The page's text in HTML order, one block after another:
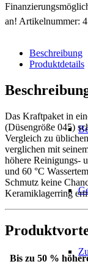
Menge
an! Artikelnummer:
Beschreibung
Produktdetails
Das Kraftpaket in
(Düsengröße 045)
Vergleich zu
verglichen mit
höhere Reinigungs-
und 60 °C
Schmutz keine
Keramiklagerring
Bis zu 50 %